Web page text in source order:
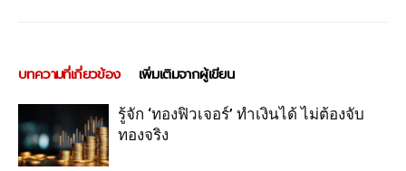
บทความที่เกี่ยวข้อง เพิ่มเติมจากผู้เขียน
รู้จัก ‘ทองฟิวเจอร์’ ทำเงินได้ ไม่ต้องจับ
ทองจริง